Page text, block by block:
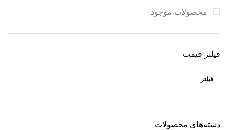
محصولات موجود
فیلتر قیمت
فیلتر
دسته‌های محصولات